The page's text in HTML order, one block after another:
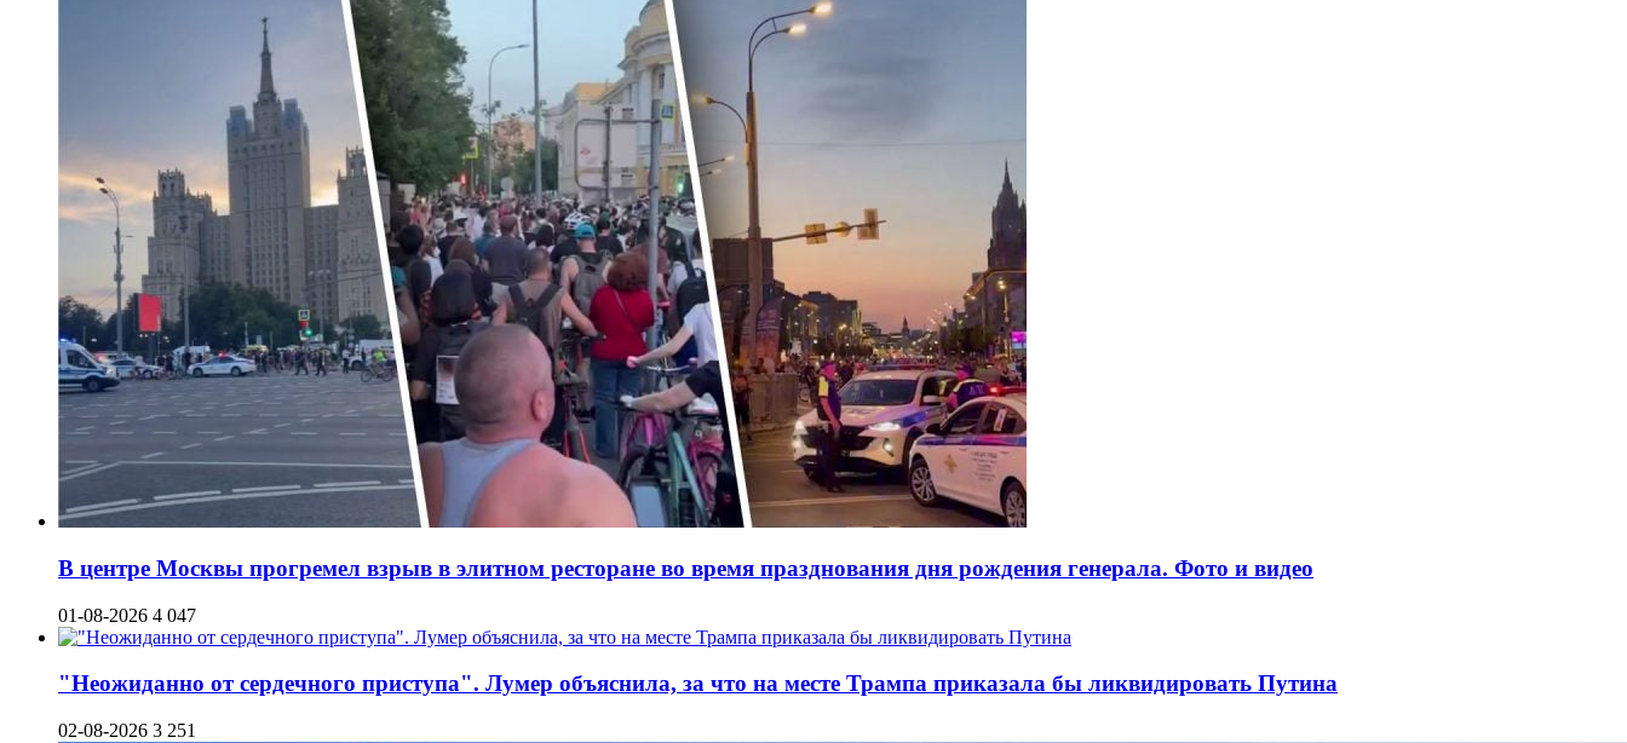
В центре Москвы прогремел взрыв в элитном ресторане во время празднования дня рождения генерала. Фото и видео
01-08-2026 4 047
"Неожиданно от сердечного приступа". Лумер объяснила, за что на месте Трампа приказала бы ликвидировать Путина
02-08-2026 3 251